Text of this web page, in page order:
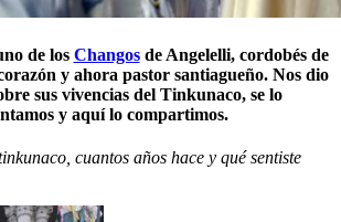
de los Changosde Angelelli, cordobés de
y ahora pastor santiagueño. Nos dio
sus vivencias del Tinkunaco, se lo
y aquí lo compartimos.
cuantos años hace y qué sentiste